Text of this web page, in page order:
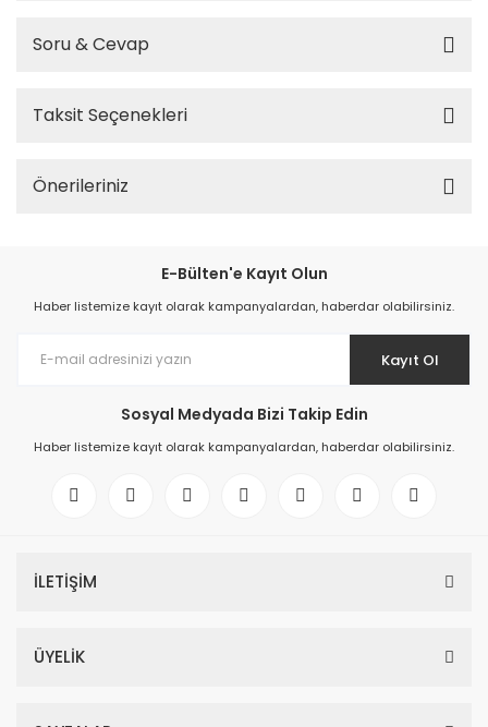
Soru & Cevap
Taksit Seçenekleri
Önerileriniz
E-Bülten'e Kayıt Olun
Haber listemize kayıt olarak kampanyalardan, haberdar olabilirsiniz.
Kayıt Ol
Sosyal Medyada Bizi Takip Edin
Haber listemize kayıt olarak kampanyalardan, haberdar olabilirsiniz.
İLETİŞİM
ÜYELİK